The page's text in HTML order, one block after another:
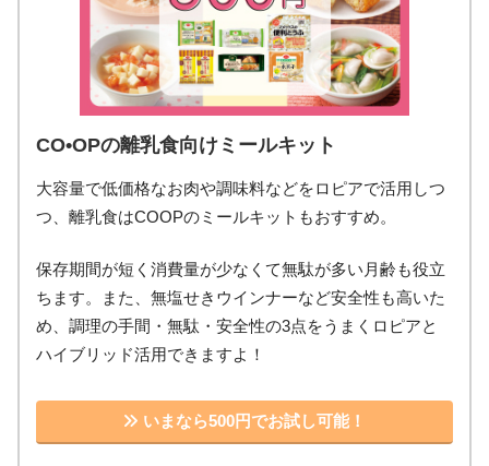
CO•OPの離乳食向けミールキット
大容量で低価格なお肉や調味料などをロピアで活用しつ
つ、離乳食はCOOPのミールキットもおすすめ。
保存期間が短く消費量が少なくて無駄が多い月齢も役立
ちます。また、無塩せきウインナーなど安全性も高いた
め、調理の手間・無駄・安全性の3点をうまくロピアと
ハイブリッド活用できますよ！
いまなら500円でお試し可能！